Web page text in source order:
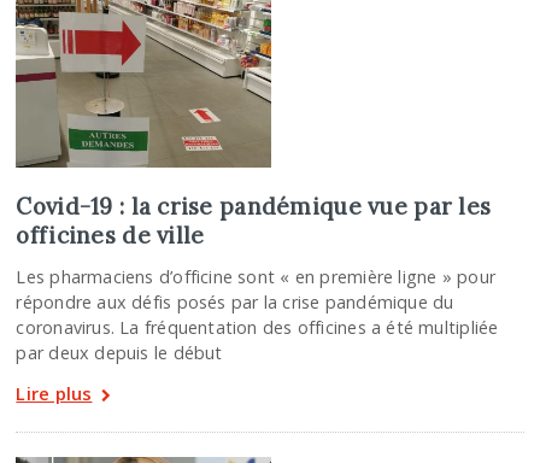
Covid-19 : la crise pandémique vue par les
officines de ville
Les pharmaciens d’officine sont « en première ligne » pour
répondre aux défis posés par la crise pandémique du
coronavirus. La fréquentation des officines a été multipliée
par deux depuis le début
Lire plus